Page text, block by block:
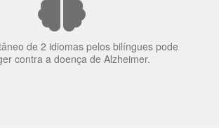
de 2 idiomas pelos bilíngues pode
contra a doença de Alzheimer.